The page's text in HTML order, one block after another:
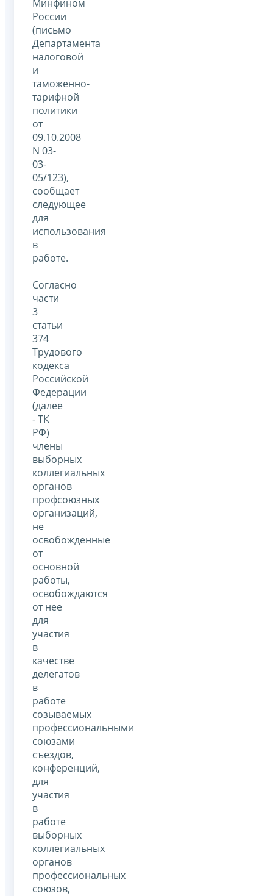
Минфином
России
(письмо
Департамента
налоговой
и
таможенно-
тарифной
политики
от
09.10.2008
N 03-
03-
05/123),
сообщает
следующее
для
использования
в
работе.
Согласно
части
3
статьи
374
Трудового
кодекса
Российской
Федерации
(далее
- ТК
РФ)
члены
выборных
коллегиальных
органов
профсоюзных
организаций,
не
освобожденные
от
основной
работы,
освобождаются
от нее
для
участия
в
качестве
делегатов
в
работе
созываемых
профессиональными
союзами
съездов,
конференций,
для
участия
в
работе
выборных
коллегиальных
органов
профессиональных
союзов,